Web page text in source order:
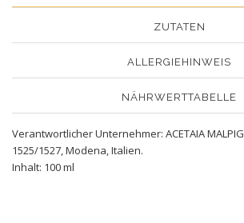
ZUTATEN
ALLERGIEHINWEIS
NÄHRWERTTABELLE
Verantwortlicher Unternehmer: ACETAIA
1525/1527, Modena, Italien.
Inhalt: 100 ml